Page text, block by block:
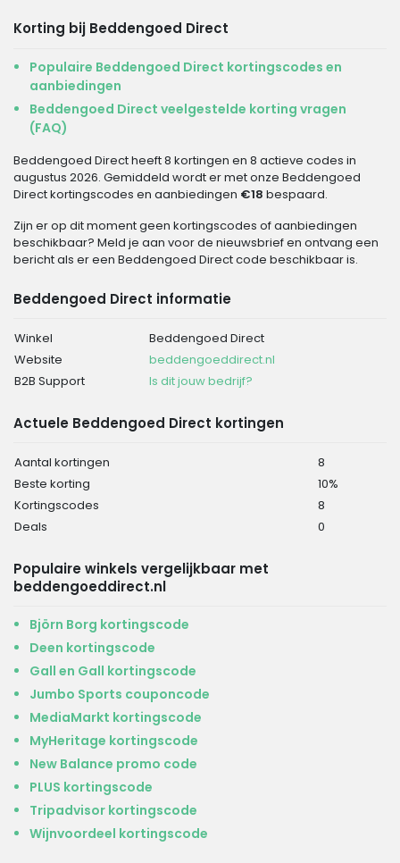
Korting bij Beddengoed Direct
Populaire Beddengoed Direct kortingscodes en
aanbiedingen
Beddengoed Direct veelgestelde korting vragen
(FAQ)
Beddengoed Direct heeft 8 kortingen en 8 actieve codes in
augustus 2026. Gemiddeld wordt er met onze Beddengoed
Direct kortingscodes en aanbiedingen €18 bespaard.
Zijn er op dit moment geen kortingscodes of aanbiedingen
beschikbaar? Meld je aan voor de nieuwsbrief en ontvang een
bericht als er een Beddengoed Direct code beschikbaar is.
Beddengoed Direct informatie
Winkel
Beddengoed Direct
Website
beddengoeddirect.nl
B2B Support
Is dit jouw bedrijf?
Actuele Beddengoed Direct kortingen
Aantal kortingen
8
Beste korting
10%
Kortingscodes
8
Deals
0
Populaire winkels vergelijkbaar met
beddengoeddirect.nl
Björn Borg kortingscode
Deen kortingscode
Gall en Gall kortingscode
Jumbo Sports couponcode
MediaMarkt kortingscode
MyHeritage kortingscode
New Balance promo code
PLUS kortingscode
Tripadvisor kortingscode
Wijnvoordeel kortingscode